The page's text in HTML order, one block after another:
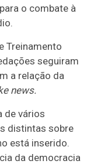
o combate à
Treinamento
seguiram
a relação da
news.
de vários
distintas sobre
está inserido.
da democracia